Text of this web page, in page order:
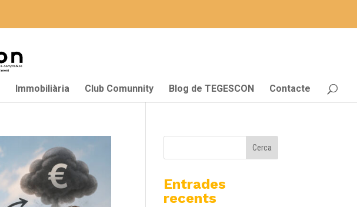
Immobiliària Club Comunnity Blog de TEGESCON Contacte
Entrades
recents